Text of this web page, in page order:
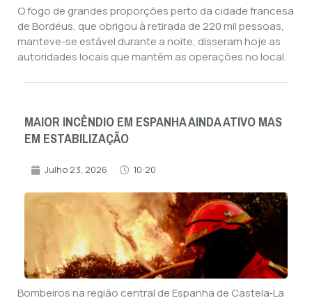
O fogo de grandes proporções perto da cidade francesa
de Bordéus, que obrigou à retirada de 220 mil pessoas,
manteve-se estável durante a noite, disseram hoje as
autoridades locais que mantêm as operações no local.
MAIOR INCÊNDIO EM ESPANHA AINDA ATIVO MAS
EM ESTABILIZAÇÃO
Julho 23, 2026 10:20
Bombeiros na região central de Espanha de Castela‑La